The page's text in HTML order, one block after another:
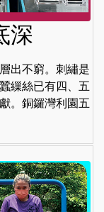
深
出不窮。刺繡是
繅絲已有四、五
。銅鑼灣利園五